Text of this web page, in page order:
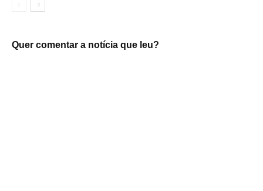
Quer comentar a notícia que leu?